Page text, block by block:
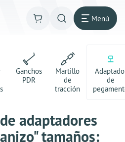
Menú
Ganchos
PDR
Martillo
de
tracción
de
adaptadores
tamaños: